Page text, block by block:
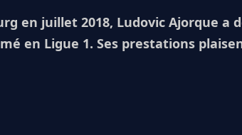
en juillet 2018, Ludovic Ajorque a
en Ligue 1. Ses prestations